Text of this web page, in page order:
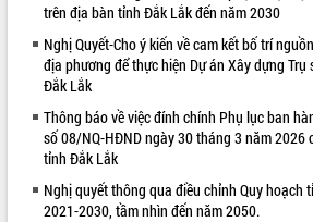
LIÊN KẾT WEB
trên địa bàn tỉnh Đắk Lắk đến năm 2030
Nghị Quyết-Cho ý kiến về cam kết bố trí
địa phương để thực hiện Dự án Xây dựng Trụ
Đắk Lắk
Thông báo về việc đính chính Phụ lục ban
số 08/NQ-HĐND ngày 30 tháng 3 năm 2026
tỉnh Đắk Lắk
Nghị quyết thông qua điều chỉnh Quy hoạch
2021-2030, tầm nhìn đến năm 2050.